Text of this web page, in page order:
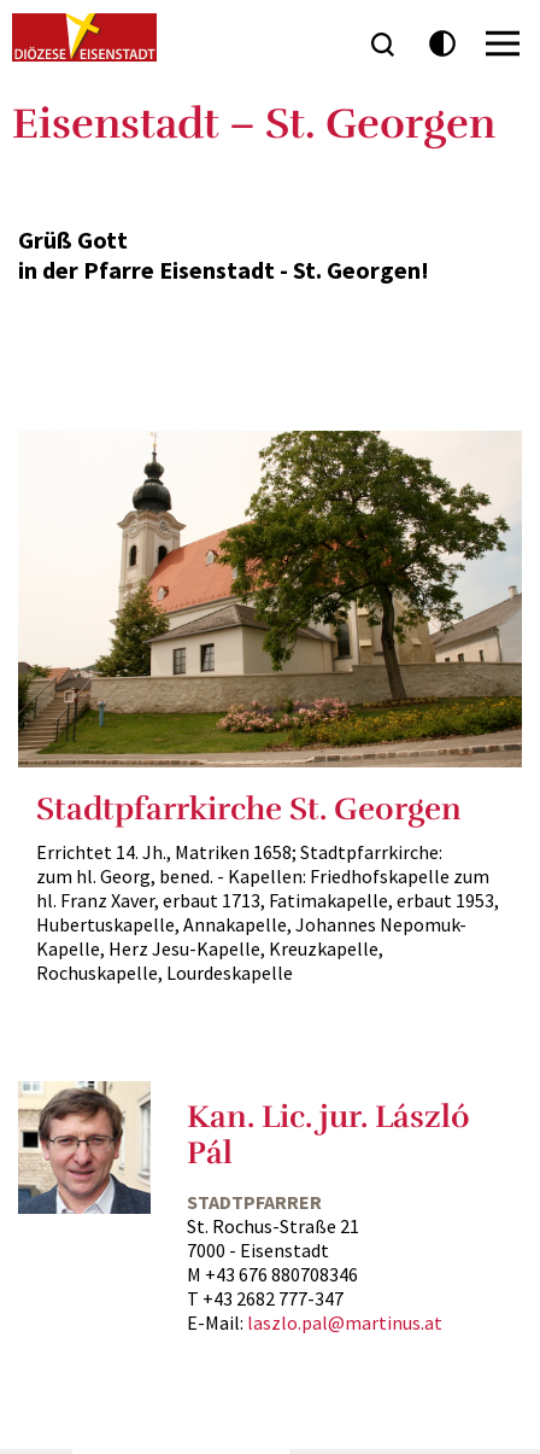
Eisenstadt – St. Georgen
Grüß Gott
in der Pfarre Eisenstadt - St. Georgen!
Stadtpfarrkirche St. Georgen
Errichtet 14. Jh., Matriken 1658; Stadtpfarrkirche:
zum hl. Georg, bened. - Kapellen: Friedhofskapelle zum
hl. Franz Xaver, erbaut 1713, Fatimakapelle, erbaut 1953,
Hubertuskapelle, Annakapelle, Johannes Nepomuk-
Kapelle, Herz Jesu-Kapelle, Kreuzkapelle,
Rochuskapelle, Lourdeskapelle
Kan. Lic. jur. László
Pál
STADTPFARRER
St. Rochus-Straße 21
7000 - Eisenstadt
M +43 676 880708346
T +43 2682 777-347
E-Mail: laszlo.pal@martinus.at